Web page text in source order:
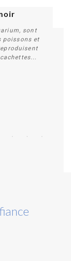
sont
poissons et